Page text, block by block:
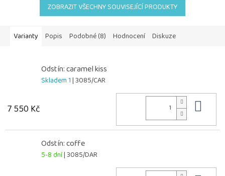
ZOBRAZIT VŠECHNY SOUVISEJÍCÍ PRODUKTY
Varianty Popis Podobné (8) Hodnocení Diskuze
Odstín: caramel kiss
Skladem 1| 3085/CAR
7 550 Kč
Odstín: coffe
5-8 dní| 3085/DAR